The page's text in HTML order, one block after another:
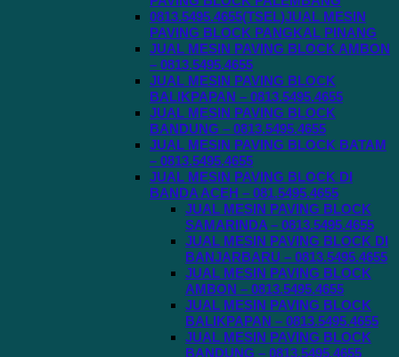
0813.5495.4655(TSEL)JUAL MESIN
PAVING BLOCK PANGKAL PINANG
JUAL MESIN PAVING BLOCK AMBON
– 0813.5495.4655
JUAL MESIN PAVING BLOCK
BALIKPAPAN – 0813.5495.4655
JUAL MESIN PAVING BLOCK
BANDUNG – 0813.5495.4655
JUAL MESIN PAVING BLOCK BATAM
– 0813.5495.4655
JUAL MESIN PAVING BLOCK DI
BANDA ACEH – 081.5495.4655
JUAL MESIN PAVING BLOCK
SAMARINDA – 0813.5495.4655
JUAL MESIN PAVING BLOCK DI
BANJARBARU – 0813.5495.4655
JUAL MESIN PAVING BLOCK
AMBON – 0813.5495.4655
JUAL MESIN PAVING BLOCK
BALIKPAPAN – 0813.5495.4655
JUAL MESIN PAVING BLOCK
BANDUNG – 0813.5495.4655